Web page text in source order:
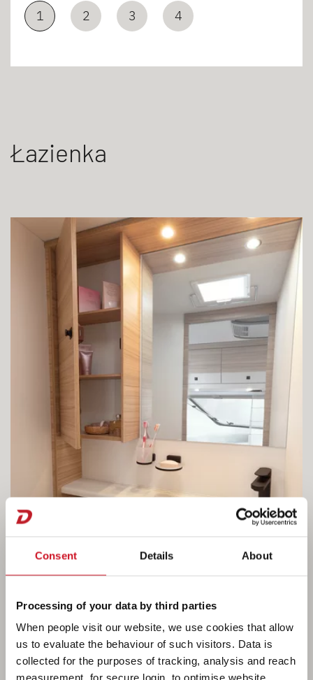
Consent Details About
Processing of your data by third parties
When people visit our website, we use cookies that allow
us to evaluate the behaviour of such visitors. Data is
collected for the purposes of tracking, analysis and reach
measurement, for secure login, to optimise website
1 2 3 4
Łazienka